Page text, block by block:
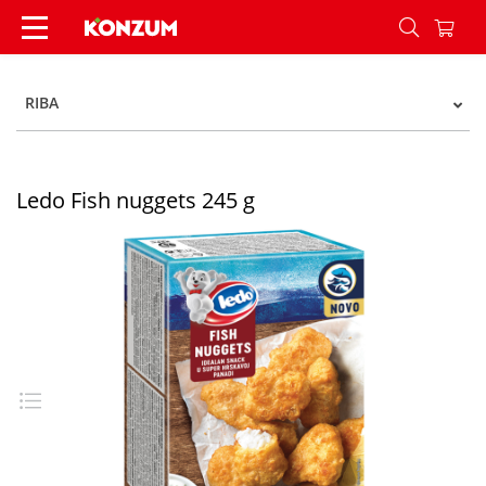
Ledo Fish nuggets 245 g - Konzum
RIBA
Ledo Fish nuggets 245 g